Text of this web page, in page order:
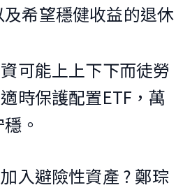
希望穩健收益的退休
可能上上下下而徒勞
時保護配置ETF，萬
。
入避險性資產 ? 鄭琮